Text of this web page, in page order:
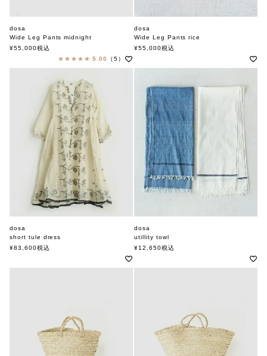
dosa
Wide Leg Pants midnight
ドーサ
¥55,000税込
5.00
（5）
dosa
Wide Leg Pants rice
ドーサ
¥55,000税込
dosa
short tule dress
ドーサ
¥83,600税込
dosa
utillity towl
ドーサ
¥12,650税込